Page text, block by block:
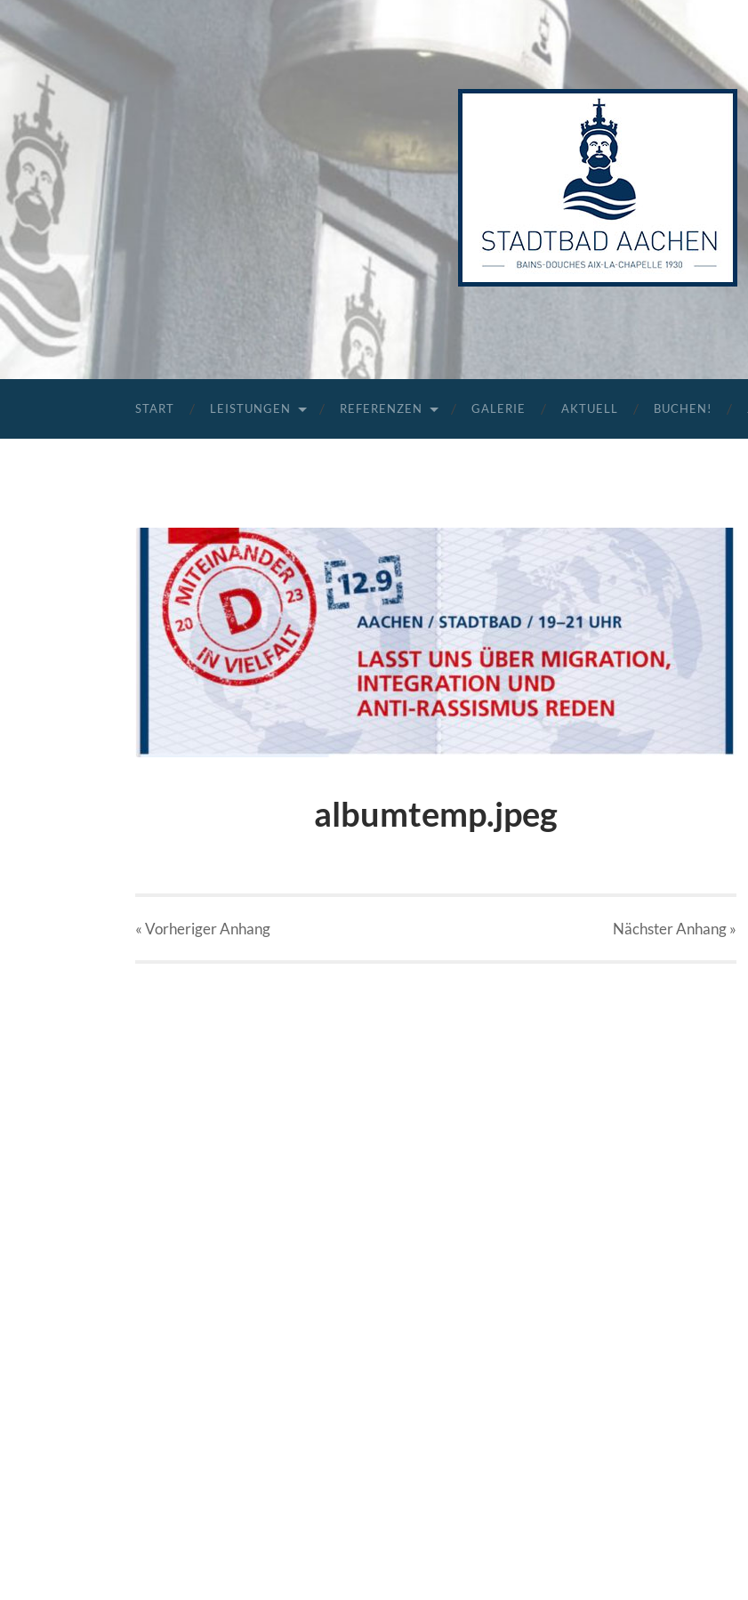
START LEISTUNGEN REFERENZEN GALERIE AKTUELL BUCHEN!
albumtemp.jpeg
« VorherigerAnhang NächsterAnhang»